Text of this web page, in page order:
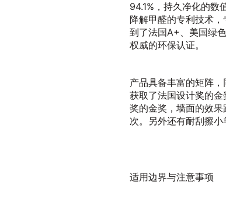
94.1%，持久净化的数
降解甲醛的专利技术
到了法国A+、美国绿
权威的环保认证。
产品具备丰富的矩阵
获取了法国设计奖的
奖的金奖，墙面的效
次。另外还有耐刮擦
适用边界与注意事项